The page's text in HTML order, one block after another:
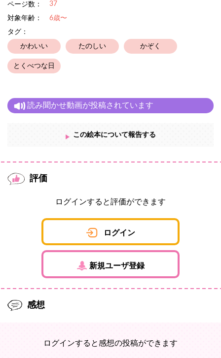
NICUの保育器の中の小さな体のムスメを、
不安そうなまなざしで眺める妻を見ていて、
メッセージが浮かんできました。
コトバを話すことのできるはずがない、小さな体のムスメが
ママに対して懸命に訴えかけているメッセージのように想えて、
そのときに感じたフレーズを詩にしたためてみました。
大切にするのはもちろん、
不安や責任に負けないで、
会いにきてくれた小さな命を愛したいと
ページ数： 37
対象年齢：
6歳〜
タグ：
かわいい たのしい かぞく
とくべつな日
読み聞かせ動画が投稿されています
この絵本について報告する
評価
ログインすると評価ができます
ログイン
新規ユーザ登録
感想
ログインすると感想の投稿ができます